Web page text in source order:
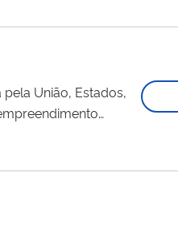
União, Estados,
ao Imposto